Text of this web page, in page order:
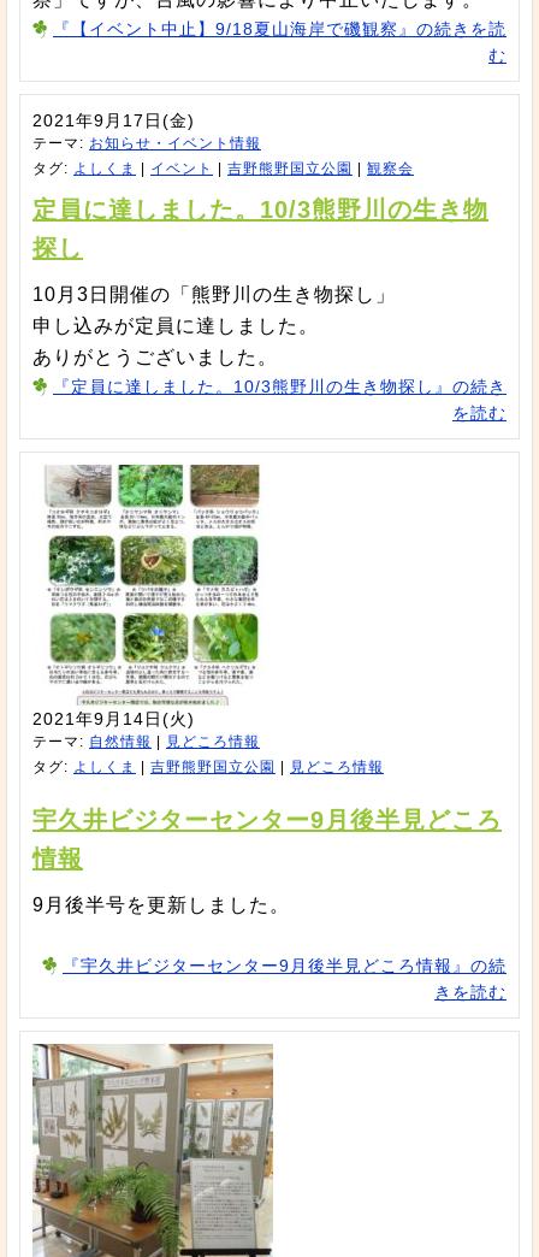
『【イベント中止】9/18夏山海岸で磯観察』の続きを読
む
2021年9月17日(金)
テーマ: お知らせ・イベント情報
タグ: よしくま イベント 吉野熊野国立公園 観察会
定員に達しました。10/3熊野川の生き物
探し
10月3日開催の「熊野川の生き物探し」
申し込みが定員に達しました。
ありがとうございました。
『定員に達しました。10/3熊野川の生き物探し』の続き
を読む
2021年9月14日(火)
テーマ: 自然情報
見どころ情報
タグ: よしくま 吉野熊野国立公園 見どころ情報
宇久井ビジターセンター9月後半見どころ
情報
9月後半号を更新しました。
『宇久井ビジターセンター9月後半見どころ情報』の続
きを読む